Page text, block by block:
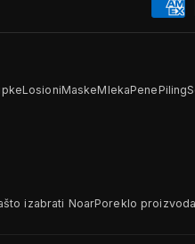
LosioniMaskeMlekaPenePiling
izabrati NoarPoreklo